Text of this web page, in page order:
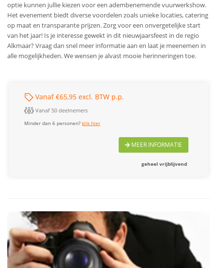
optie kunnen jullie kiezen voor een adembenemende vuurwerkshow.
Het evenement biedt diverse voordelen zoals unieke locaties, catering
op maat en transparante prijzen. Zorg voor een onvergetelijke start
van het jaar! Is je interesse gewekt in dit nieuwjaarsfeest in de regio
Alkmaar? Vraag dan snel meer informatie aan en laat je meenemen in
alle mogelijkheden. We wensen je alvast mooie herinneringen toe.
Vanaf €65,95 excl. BTW p.p.
Vanaf 50 deelnemers
Minder dan 6 personen?klik hier
MEER INFORMATIE
geheel vrijblijvend